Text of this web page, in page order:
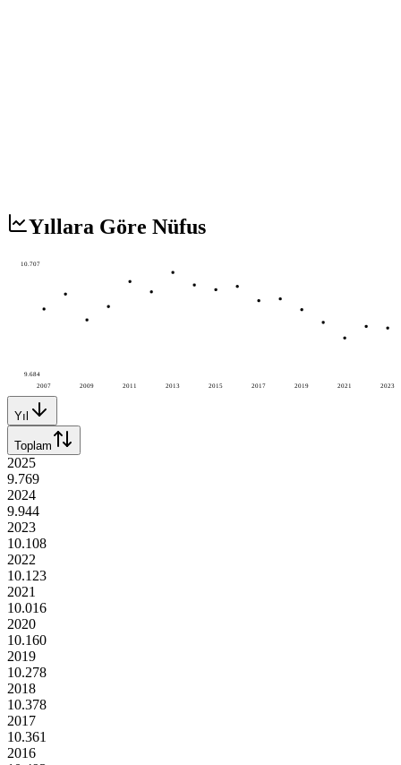
Yıllara Göre Nüfus
2007 2009 2011 2013 2015 2017 2019 2021 2023
10.707
9.684
Yıl
Toplam
2025
9.769
2024
9.944
2023
10.108
2022
10.123
2021
10.016
2020
10.160
2019
10.278
2018
10.378
2017
10.361
2016